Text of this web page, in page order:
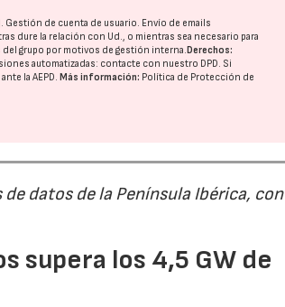
de cuenta de usuario. Envío de emails
dure la relación con Ud., o mientras sea necesario para
del grupo por motivos de gestión interna.Derechos:
automatizadas: contacte con nuestro DPD . Si
ante laAEPD .Más información: Política de Protección de
datos de la Península Ibérica, con
supera los 4,5 GW de